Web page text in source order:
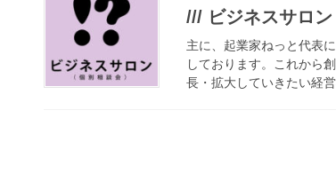
/// ビジネスサロ
主に、起業家ねっと代表
しております。これから
長・拡大していきたい経